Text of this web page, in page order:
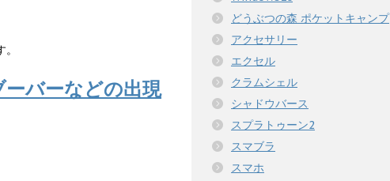
ーバーなどの出現
どうぶつの森 ポケットキャンプ
アクセサリー
エクセル
クラムシェル
シャドウバース
スプラトゥーン2
スマブラ
スマホ